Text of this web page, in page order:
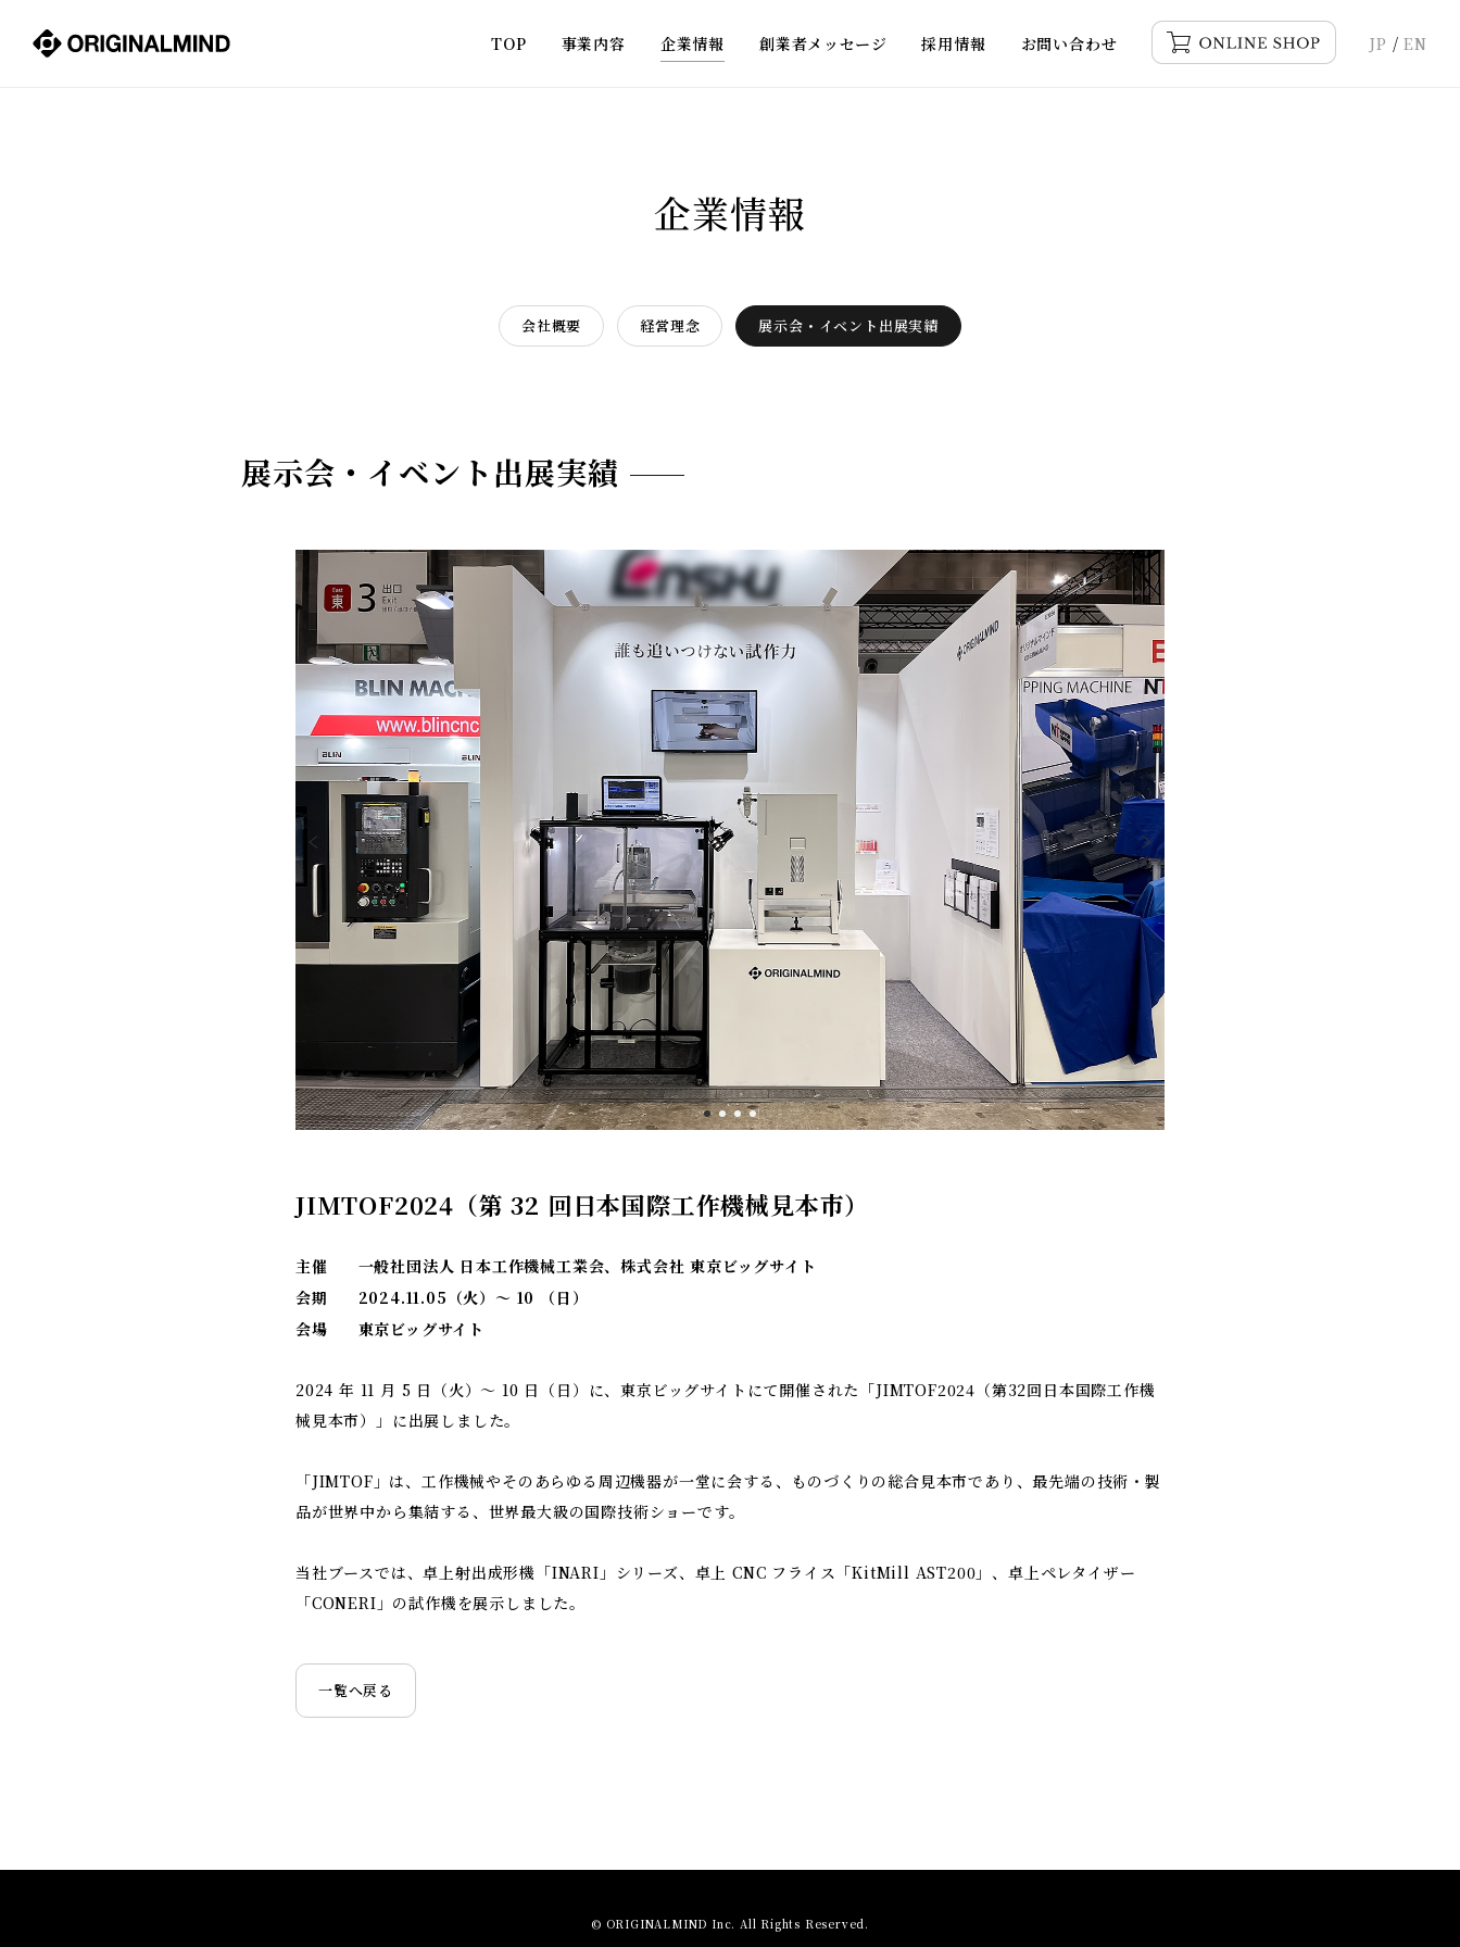
TOP 事業内容 企業情報 創業者メッセージ 採用情報 お問い合わせ JP /EN
企業情報
会社概要 経営理念 展示会・イベント出展実績
展示会・イベント出展実績
JIMTOF2024（第 32 回日本国際工作機械見本市）
主催
一般社団法人 日本工作機械工業会、株式会社 東京ビッグサイト
会期
2024.11.05（火）〜 10 （日）
会場
東京ビッグサイト
2024 年 11 月 5 日（火）〜 10 日（日）に、東京ビッグサイトにて開催された「JIMTOF2024（第32回日本国際工作機
械見本市）」に出展しました。
「JIMTOF」は、工作機械やそのあらゆる周辺機器が一堂に会する、ものづくりの総合見本市であり、最先端の技術・製
品が世界中から集結する、世界最大級の国際技術ショーです。
当社ブースでは、卓上射出成形機「INARI」シリーズ、卓上 CNC フライス「KitMill AST200」、卓上ペレタイザー
「CONERI」の試作機を展示しました。
一覧へ戻る
© ORIGINALMIND Inc. All Rights Reserved.